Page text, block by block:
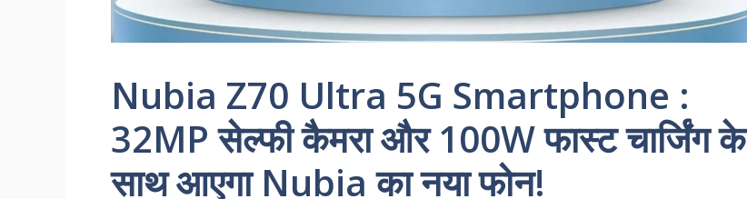
Nubia Z70 Ultra 5G Smartphone :
32MP सेल्फी कैमरा और 100W फास्ट चार्जिंग के
साथ आएगा Nubia का नया फोन!